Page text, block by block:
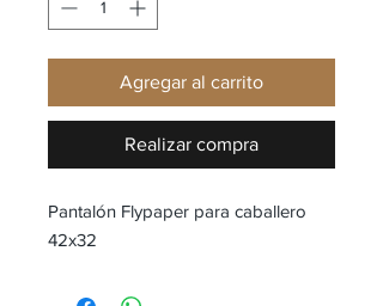
Agregar al carrito
Realizar compra
Pantalón Flypaper para caballero
42x32